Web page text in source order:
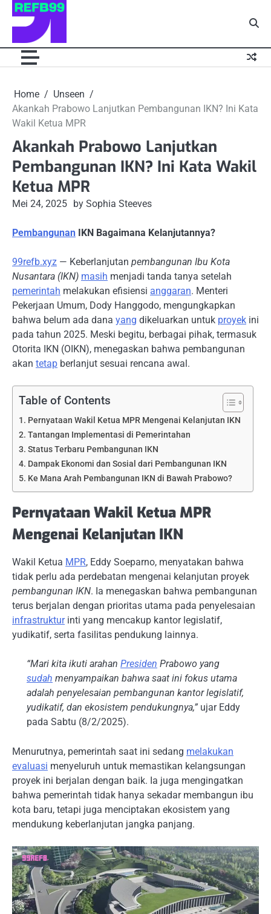
Skip
Home
Unseen
Akankah Prabowo Lanjutkan Pembangunan IKN? Ini Kata
Wakil Ketua MPR
Akankah Prabowo Lanjutkan
Pembangunan IKN? Ini Kata Wakil
Ketua MPR
Mei 24, 2025 by Sophia Steeves
Pembangunan IKN Bagaimana Kelanjutannya?
99refb.xyz — Keberlanjutan pembangunan Ibu Kota
Nusantara (IKN) masih menjadi tanda tanya setelah
pemerintah melakukan efisiensi anggaran. Menteri
Pekerjaan Umum, Dody Hanggodo, mengungkapkan
bahwa belum ada dana yang dikeluarkan untuk proyek ini
pada tahun 2025. Meski begitu, berbagai pihak, termasuk
Otorita IKN (OIKN), menegaskan bahwa pembangunan
akan tetap berlanjut sesuai rencana awal.
Table of Contents
Pernyataan Wakil Ketua MPR Mengenai Kelanjutan IKN
Tantangan Implementasi di Pemerintahan
Status Terbaru Pembangunan IKN
Dampak Ekonomi dan Sosial dari Pembangunan IKN
Ke Mana Arah Pembangunan IKN di Bawah Prabowo?
Pernyataan Wakil Ketua MPR
Mengenai Kelanjutan IKN
Wakil Ketua MPR, Eddy Soeparno, menyatakan bahwa
tidak perlu ada perdebatan mengenai kelanjutan proyek
pembangunan IKN. Ia menegaskan bahwa pembangunan
terus berjalan dengan prioritas utama pada penyelesaian
infrastrukturinti yang mencakup kantor legislatif,
yudikatif, serta fasilitas pendukung lainnya.
“Mari kita ikuti arahan Presiden Prabowo yang
sudah menyampaikan bahwa saat ini fokus utama
adalah penyelesaian pembangunan kantor legislatif,
yudikatif, dan ekosistem pendukungnya,” ujar Eddy
pada Sabtu (8/2/2025).
Menurutnya, pemerintah saat ini sedang melakukan
evaluasi menyeluruh untuk memastikan kelangsungan
proyek ini berjalan dengan baik. Ia juga mengingatkan
bahwa pemerintah tidak hanya sekadar membangun ibu
kota baru, tetapi juga menciptakan ekosistem yang
mendukung keberlanjutan jangka panjang.